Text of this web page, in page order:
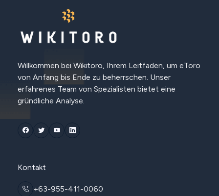
Willkommen bei Wikitoro, Ihrem Leitfaden, um eToro
von Anfang bis Ende zu beherrschen. Unser
erfahrenes Team von Spezialisten bietet eine
gründliche Analyse.
Kontakt
+63-955-411-0060